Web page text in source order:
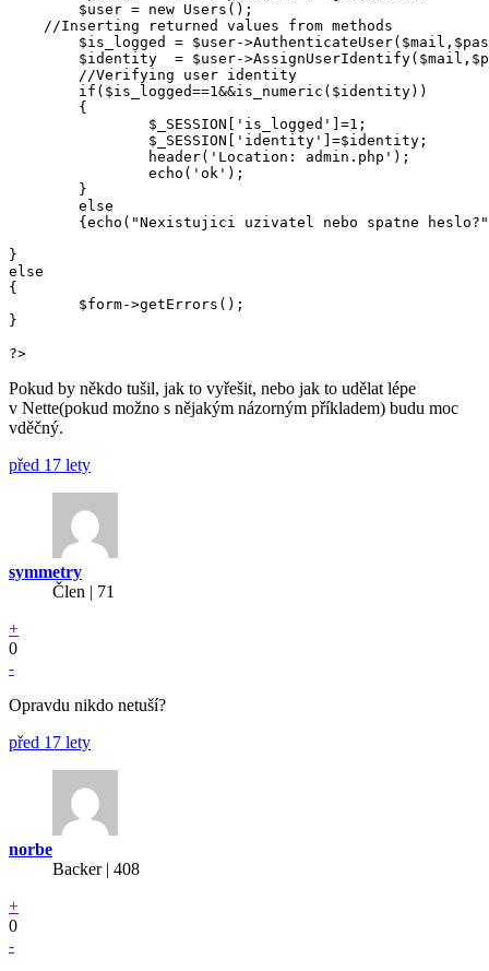
    //Inserting returned values from methods
}
else
{
}
?>
Pokud by někdo tušil, jak to vyřešit, nebo jak to udělat lépe
v Nette(pokud možno s nějakým názorným příkladem) budu moc
vděčný.
před 17 lety
symmetry
Člen | 71
+
0
-
Opravdu nikdo netuší?
před 17 lety
norbe
Backer| 408
+
0
-